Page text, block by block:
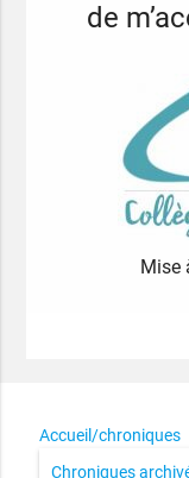
de
Mise
Accueil/chroniques
Chroniques